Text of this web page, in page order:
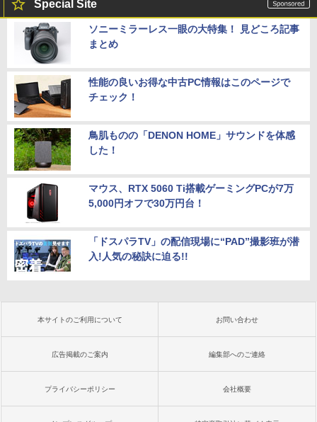
Special Site
ソニーミラーレス一眼の大特集！ 見どころ記事
まとめ
性能の良いお得な中古PC情報はこのページで
チェック！
鳥肌ものの「DENON HOME」サウンドを体感
した！
マウス、RTX 5060 Ti搭載ゲーミングPCが7万
5,000円オフで30万円台！
「ドスパラTV」の配信現場に“PAD”撮影班が潜
入!人気の秘訣に迫る!!
本サイトのご利用について お問い合わせ
広告掲載のご案内 編集部へのご連絡
プライバシーポリシー 会社概要